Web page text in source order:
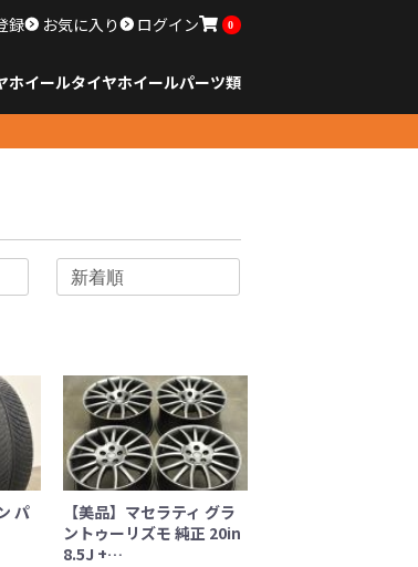
録 お気に入り ログイン 0
ホイールタイヤホイールパーツ類
パ
【美品】マセラティ グラ
ントゥーリズモ 純正 20in
8.5J +…